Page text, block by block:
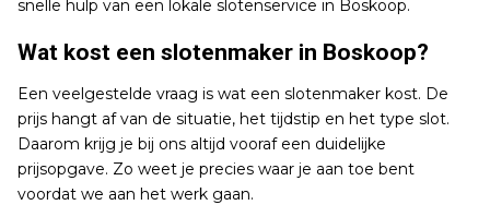
snelle hulp van een lokale slotenservice in Boskoop.
Wat kost een slotenmaker in Boskoop?
Een veelgestelde vraag is wat een slotenmaker kost. De
prijs hangt af van de situatie, het tijdstip en het type slot.
Daarom krijg je bij ons altijd vooraf een duidelijke
prijsopgave. Zo weet je precies waar je aan toe bent
voordat we aan het werk gaan.